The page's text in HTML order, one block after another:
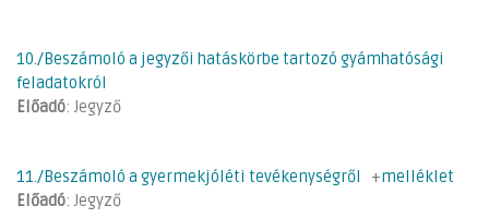
10./Beszámoló a jegyzői hatáskörbe tartozó gyámhatósági
feladatokról
Előadó: Jegyző
11./Beszámoló a gyermekjóléti tevékenységről +melléklet
Előadó: Jegyző